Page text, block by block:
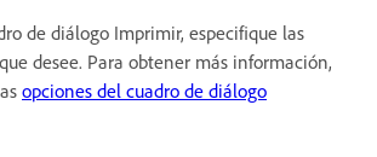
de diálogo Imprimir, especifique las
desee. Para obtener más información,
opciones del cuadro de diálogo